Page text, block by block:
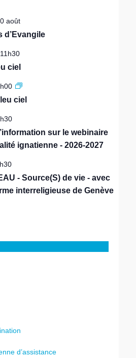
août
d’Evangile
11h30
ciel
ciel
sur le webinaire
ignatienne - 2026-2027
- Source(S) de vie - avec
interreligieuse de Genève
d’assistance